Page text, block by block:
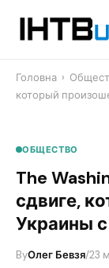
Головна ›
который
ОБЩЕСТВО
​The
сдвиге,
Украины
ByОлег Бевзя/23